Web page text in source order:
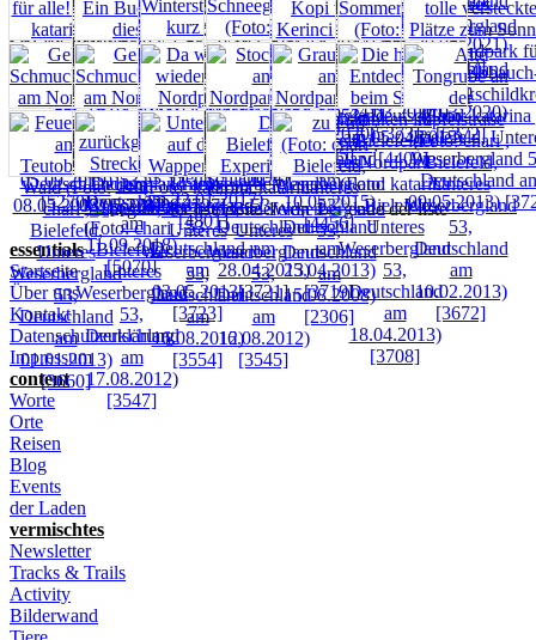
seite 1 von 1
essentials
Startseite
Über uns
Kontakt
Datenschutzerklärung
Impressum
content
Worte
Orte
Reisen
Blog
Events
der Laden
vermischtes
Newsletter
Tracks & Trails
Activity
Bilderwand